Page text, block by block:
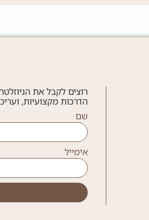
רוצים לקבל את
הדרכות מקצועיות,
שם
אימייל